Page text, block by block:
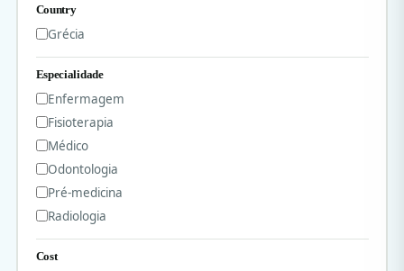
Country
Grécia
Especialidade
Enfermagem
Fisioterapia
Médico
Odontologia
Pré-medicina
Radiologia
Cost